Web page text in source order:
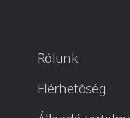
Rólunk
Elérhetőség